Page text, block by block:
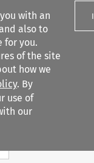
with an
also to
for you.
of the site
how we
. By
use of
our
Search content